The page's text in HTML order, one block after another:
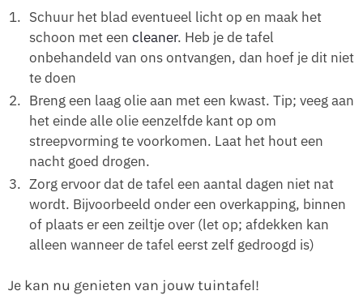
Schuur het blad eventueel licht op en maak het
schoon met een cleaner. Heb je de tafel
onbehandeld van ons ontvangen, dan hoef je dit niet
te doen
Breng een laag olie aan met een kwast. Tip; veeg aan
het einde alle olie eenzelfde kant op om
streepvorming te voorkomen. Laat het hout een
nacht goed drogen.
Zorg ervoor dat de tafel een aantal dagen niet nat
wordt. Bijvoorbeeld onder een overkapping, binnen
of plaats er een zeiltje over (let op; afdekken kan
alleen wanneer de tafel eerst zelf gedroogd is)
Je kan nu genieten van jouw tuintafel!